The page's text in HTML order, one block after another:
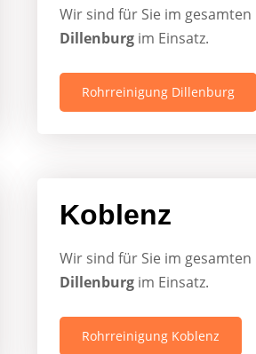
Wir sind für Sie im gesamten
Dillenburg im Einsatz.
Rohrreinigung Dillenburg
Koblenz
Wir sind für Sie im gesamten
Dillenburg im Einsatz.
Rohrreinigung Koblenz